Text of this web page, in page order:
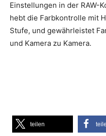
Einstellungen in der RAW-
hebt die Farbkontrolle mit
Stufe, und gewährleistet
und Kamera zu Kamera.
teilen